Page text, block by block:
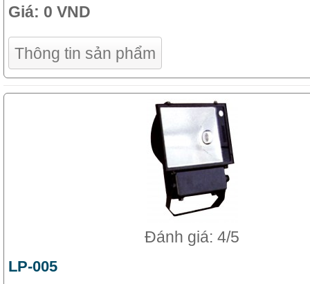
Giá: 0 VND
Thông tin sản phẩm
Đánh giá: 4/5
LP-005